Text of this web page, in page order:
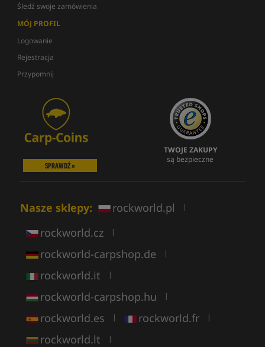
Śledź swoje zamówienia
MÓJ PROFIL
Logowanie
Rejestracja
Przypomnij
SPRAWDŹ »
TWOJE ZAKUPY
są bezpieczne
Nasze sklepy: rockworld.pl |
rockworld.cz |
rockworld-carpshop.de |
rockworld.it |
rockworld-carpshop.hu |
rockworld.es | rockworld.fr |
rockworld.lt |